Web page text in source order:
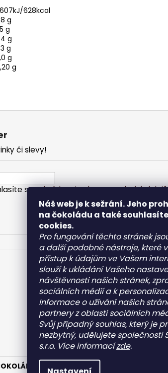
Náš web je k sežrání. Jeho
na čokoládu a také
cookies.
Pro fungování těchto stránek
a další podobné nástroje, které
přístup k údajům ve Vašem
slouží k ukládání Vašeho
návštěvnosti našich stránek,
sociálních médií a k
Informace o užívání našich
partnery z oblasti sociálních
Svůj případný souhlas, který je
nezbytný, udělujete společnosti
s.r.o. Více informacízde.
kJ/628kcal
g
g
g
g
g
g
či slevy!
spodmínkami ochrany osobních údajů
Kontakt
info@pepehocokolady.cz
+420702085600
+420702085600
Pepeho čokolády
pepehocokolady.cz
s.r.o. . Všechna práva vyhrazena.